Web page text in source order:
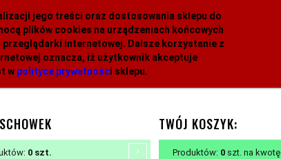
jego treści oraz dostosowania sklepu do
plików cookies na urządzeniach końcowych
internetowej. Dalsze korzystanie z
oznacza, iż użytkownik akceptuje
w polityce prywatności sklepu.
0
TWÓJ KOSZYK:
Produktów: 0 szt.na kwotę